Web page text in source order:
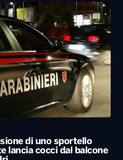
di uno sportello
lancia cocci dal balcone
ALTRO